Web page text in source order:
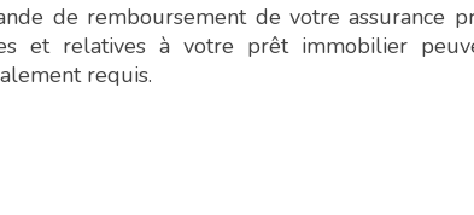
de remboursement de votre assurance
et relatives à votre prêt immobilier
requis.